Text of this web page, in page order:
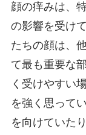
顔の痒みは、
の影響を受け
たちの顔は、
て最も重要な
く受けやすい
を強く思って
を向けていた